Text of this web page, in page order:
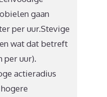
gaan
per uur.Stevige
wat dat betreft
per uur).
actieradius